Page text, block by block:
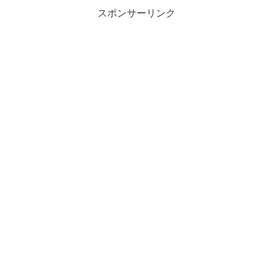
スポンサーリンク